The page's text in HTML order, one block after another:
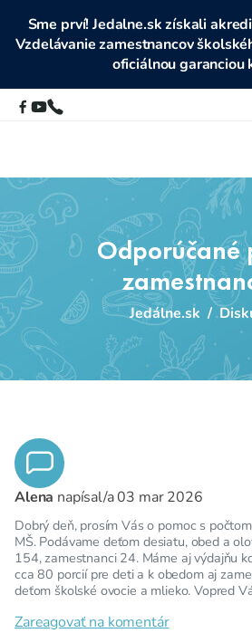
Sme prví! Jedalne.sk získali
Vzdelávanie zamestnancov
oficiálnou garanciou
Odporúčané
Jedálne.sk /
Alena napísal/a03 mar 2026
Dobrý deň, prosím Vás o pomoc s
MŠ. Podávame deťom desiatu, obed a
154, zamestnanci 24. Máme aj výdajňu
cca 80 porcií pre deti a k obedom aj
deťom školské ovocie a mlieko. Vopred
Zareagovať na komentár